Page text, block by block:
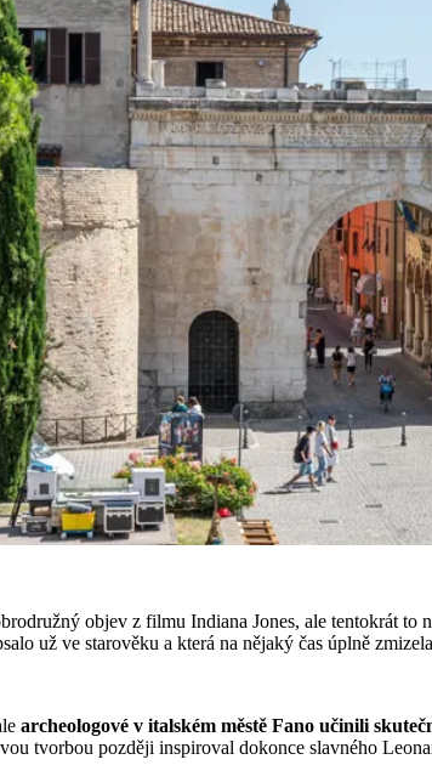
objev z filmu Indiana Jones, ale tentokrát
už ve starověku a která na nějaký čas úplně
archeologové v italském městě Fano učinili
tvorbou později inspiroval dokonce slavného